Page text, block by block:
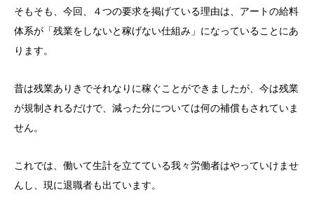
そもそも、今回、４つの要求を掲げている理由は、アートの給料
体系が「残業をしないと稼げない仕組み」になっていることにあ
ります。
昔は残業ありきでそれなりに稼ぐことができましたが、今は残業
が規制されるだけで、減った分については何の補償もされていま
せん。
これでは、働いて生計を立てている我々労働者はやっていけませ
んし、現に退職者も出ています。